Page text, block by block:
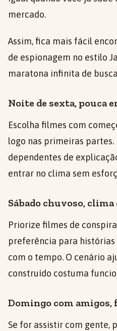
mercado.
Assim, fica mais fácil
de espionagem no estilo
maratona infinita de
Noite de sexta, pouca
Escolha filmes com
logo nas primeiras
dependentes de
entrar no clima sem
Sábado chuvoso, clima
Priorize filmes de
preferência para histórias
com o tempo. O cenário
construído costuma
Domingo com amigos,
Se for assistir com gente,